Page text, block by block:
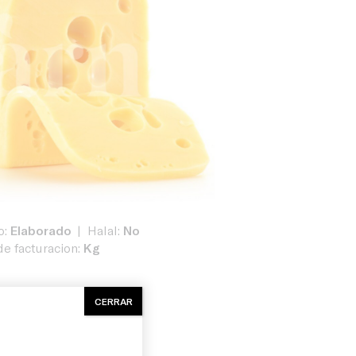
Elaborado Halal: No
facturacion: Kg
CERRAR